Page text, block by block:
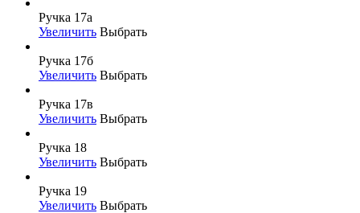
Ручка 17а
Увеличить Выбрать
Ручка 17б
Увеличить Выбрать
Ручка 17в
Увеличить Выбрать
Ручка 18
Увеличить Выбрать
Ручка 19
Увеличить Выбрать